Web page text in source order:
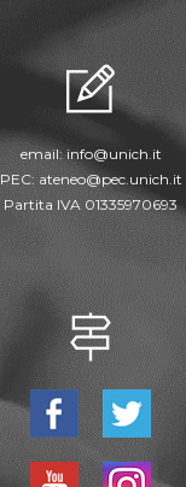
email:info@unich.it
PEC: ateneo@pec.unich.it
Partita IVA 01335970693